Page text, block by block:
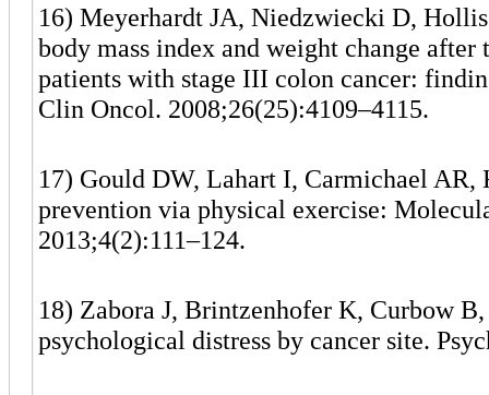
16) Meyerhardt JA, Niedzwiecki D,
body mass index and weight change
patients with stage III colon cancer:
Clin Oncol. 2008;26(25):4109–4115.
17) Gould DW, Lahart I, Carmichael AR,
prevention via physical exercise:
2013;4(2):111–124.
18) Zabora J, Brintzenhofer K, Curbow
psychological distress by cancer site.